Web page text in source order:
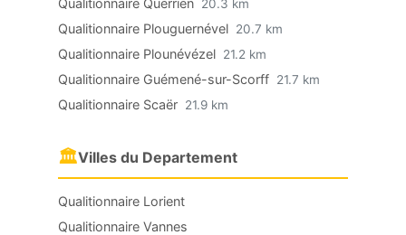
Qualitionnaire Querrien 20.3 km
Qualitionnaire Plouguernével 20.7 km
Qualitionnaire Plounévézel 21.2 km
Qualitionnaire Guémené-sur-Scorff 21.7 km
Qualitionnaire Scaër 21.9 km
🏛Villes du Departement
Qualitionnaire Lorient
Qualitionnaire Vannes